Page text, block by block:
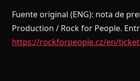
Fuente original (ENG): nota de
Production / Rock for People.
https://rockforpeople.cz/en/